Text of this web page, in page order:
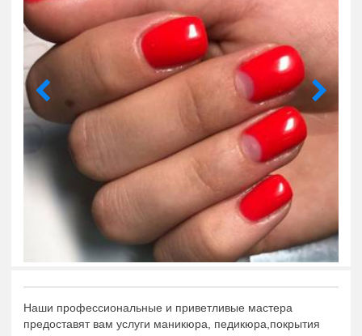
Наши профессиональные и приветливые мастера
предоставят вам услуги маникюра, педикюра,покрытия